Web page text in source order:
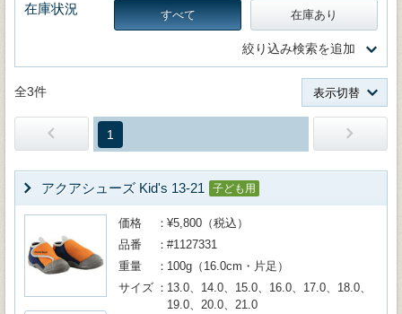
在庫状況 すべて 在庫あり
絞り込み検索を追加
全3件 表示切替
1
アクアシューズ Kid's 13-21 子ども用
価格
¥5,800（税込）
品番
#1127331
重量
100g（16.0cm・片足）
サイズ
13.0、14.0、15.0、16.0、17.0、18.0、
19.0、20.0、21.0